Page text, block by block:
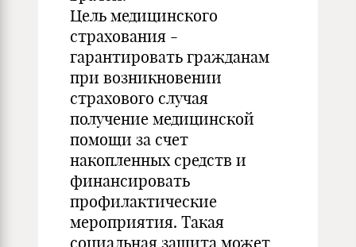
Цель медицинского
страхования -
гарантировать гражданам
при возникновении
страхового случая
получение медицинской
помощи за счет
накопленных средств и
финансировать
профилактические
мероприятия. Такая
социальная защита может